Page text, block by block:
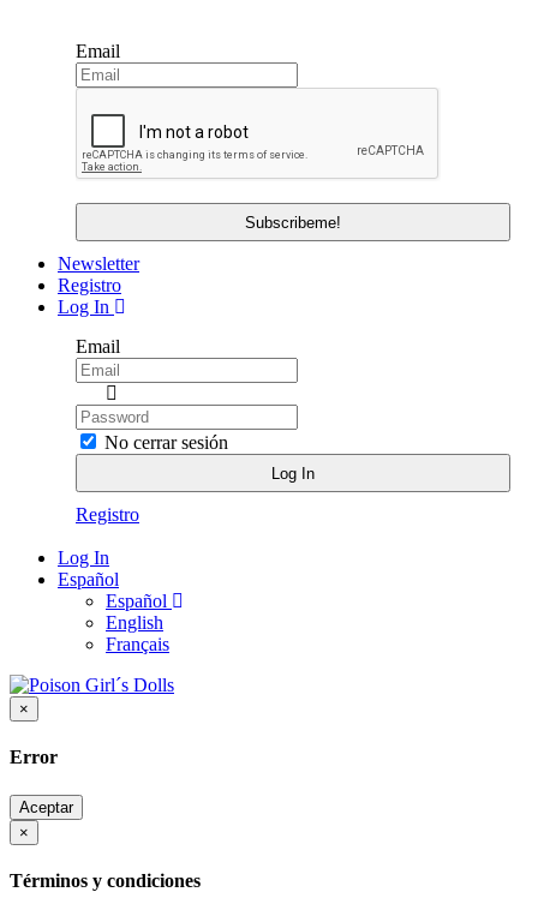
Email
Newsletter
Registro
Log In
Email
No cerrar sesión
Registro
Log In
Español
Español
English
Français
×
Error
Aceptar
×
Términos y condiciones